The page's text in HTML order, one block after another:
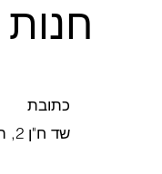
כתובת
שד ח"ן 2, הרצליה